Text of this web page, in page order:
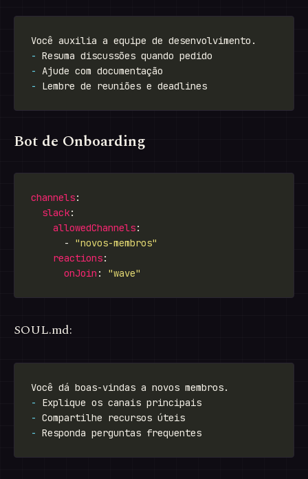
-
-
-
Bot de Onboarding
channels
slack
allowedChannels
      -
"novos-membros"
reactions
onJoin : "wave"
SOUL.md:
-
-
-